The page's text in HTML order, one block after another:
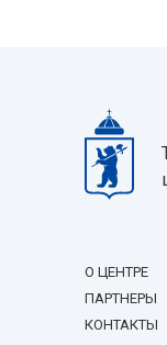
О ЦЕНТРЕ
ПАРТНЕРЫ
КОНТАКТЫ